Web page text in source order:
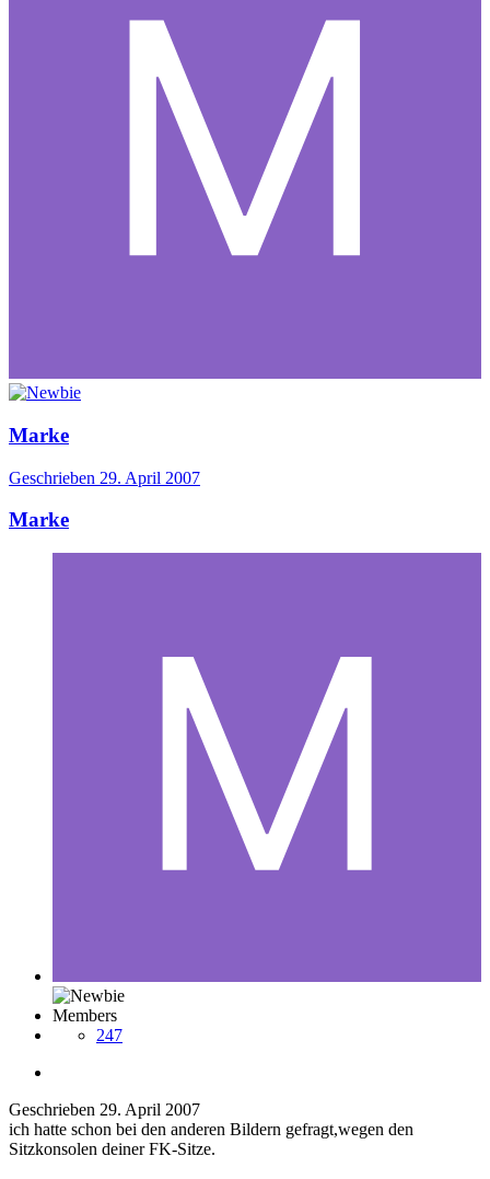
Marke
Geschrieben 29. April 2007
Marke
Members
247
Geschrieben 29. April 2007
ich hatte schon bei den anderen Bildern gefragt,wegen den
Sitzkonsolen deiner FK-Sitze.